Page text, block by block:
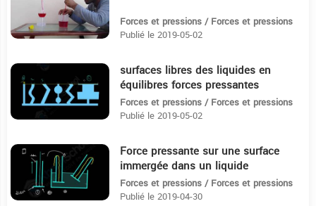
Forces et pressions / Forces et pressions
Publié le 2019-05-02
4:57 surfaces libres des liquides en
équilibres forces pressantes
Forces et pressions / Forces et pressions
Publié le 2019-05-02
4:42 Force pressante sur une surface
immergée dans un liquide
Forces et pressions / Forces et pressions
Publié le 2019-04-30